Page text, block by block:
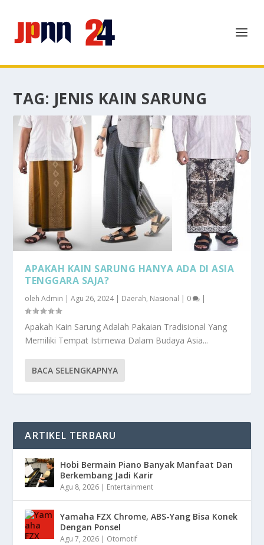
TAG: JENIS KAIN SARUNG
APAKAH KAIN SARUNG HANYA ADA DI ASIA
TENGGARA SAJA?
olehAdmin |Agu 26, 2024| Daerah, Nasional | 0 |
Apakah Kain Sarung Adalah Pakaian Tradisional Yang
Memiliki Tempat Istimewa Dalam Budaya Asia...
BACA SELENGKAPNYA
ARTIKEL TERBARU
Hobi Bermain Piano Banyak Manfaat Dan
Berkembang Jadi Karir
Agu 8, 2026 | Entertainment
Yamaha FZX Chrome, ABS-Yang Bisa Konek
Dengan Ponsel
Agu 7, 2026 | Otomotif